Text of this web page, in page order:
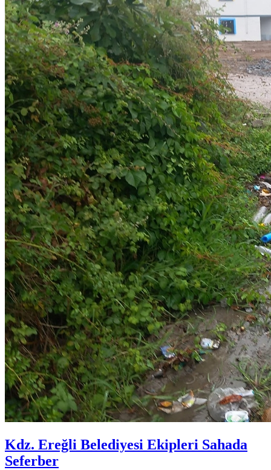
Kdz. Ereğli Belediyesi Ekipleri Sahada
Seferber